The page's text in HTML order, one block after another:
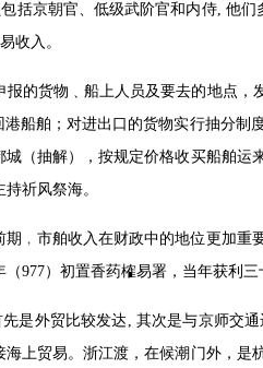
括京朝官、低级武阶官和内侍, 他
收入。
的货物﹑船上人员及要去的地点
船舶；对进出口的货物实行抽分
（抽解），按规定价格收买船舶
祈风祭海。
﹐市舶收入在财政中的地位更加
977）初置香药榷易署，当年获利三
是外贸比较发达, 其次是与京师交
上贸易。浙江渡，在候潮门外，